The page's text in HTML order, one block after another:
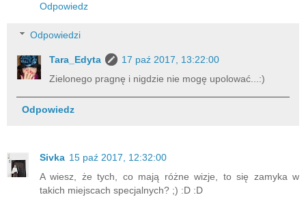
Odpowiedz
Odpowiedzi
Tara_Edyta
17 paź 2017, 13:22:00
Zielonego pragnę i nigdzie nie mogę upolować...:)
Odpowiedz
Sivka 15 paź 2017, 12:32:00
A wiesz, że tych, co mają różne wizje, to się zamyka w
takich miejscach specjalnych? ;) :D :D